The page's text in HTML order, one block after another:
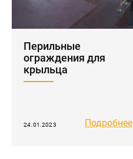
Перильные
ограждения для
крыльца
24.01.2023 Подробнее